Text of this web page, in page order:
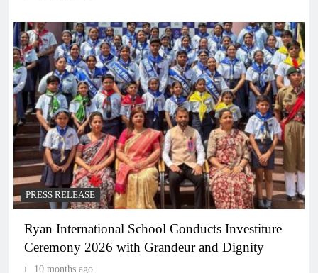
PRESS RELEASE
Ryan International School Conducts Investiture
Ceremony 2026 with Grandeur and Dignity
10 months ago